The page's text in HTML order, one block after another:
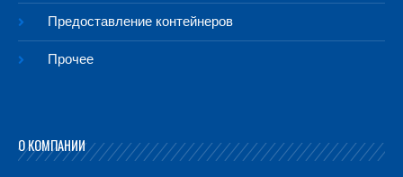
Предоставление контейнеров
Прочее
О КОМПАНИИ